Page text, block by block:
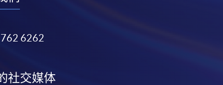
6262
社交媒体